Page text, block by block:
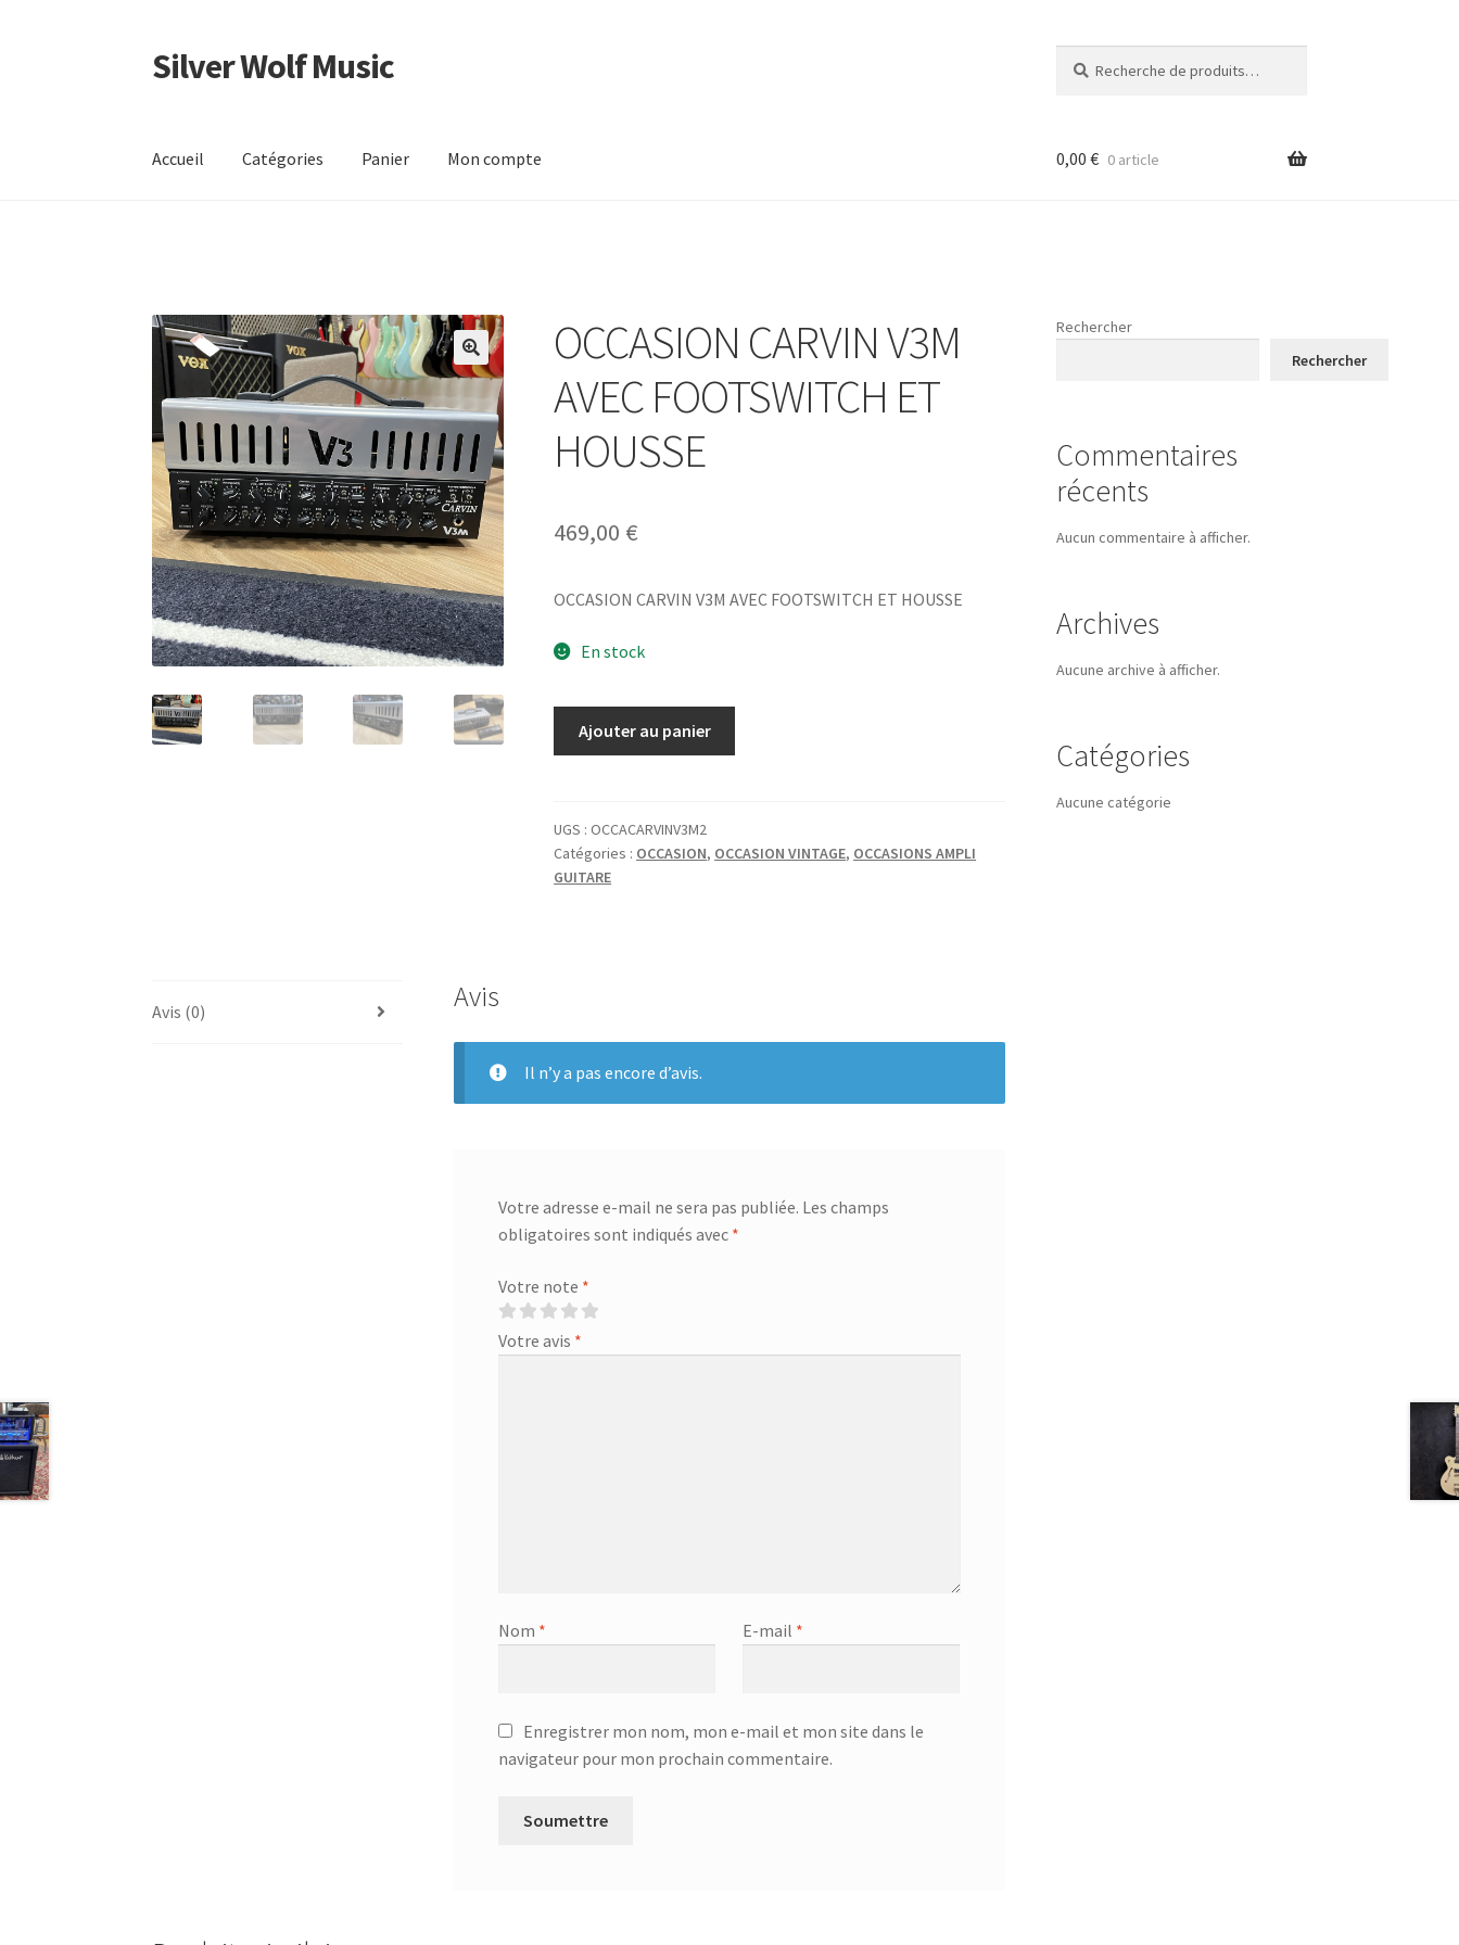
Aller
à
Aller
au
Silver Wolf Music
pour :
Accueil Catégories Panier Mon compte 0,00 € 0 article
OCCASION CARVIN V3M
AVEC FOOTSWITCH ET
HOUSSE
469,00 €
OCCASION CARVIN V3M AVEC FOOTSWITCH ET HOUSSE
En stock
V3M
AVEC
FOOTSWITCH
Ajouter au panier
UGS :OCCACARVINV3M2
Catégories : OCCASION, OCCASION VINTAGE, OCCASIONS AMPLI
GUITARE
Avis (0) Avis
Il n’y a pas encore d’avis.
Votre adresse e-mail ne sera pas publiée. Les champs
obligatoires sont indiqués avec *
Votre note *
Votre avis *
Nom * E-mail *
Enregistrer mon nom, mon e-mail et mon site dans le
navigateur pour mon prochain commentaire.
Rechercher
Rechercher
Commentaires
récents
Aucun commentaire à afficher.
Archives
Aucune archive à afficher.
Catégories
Aucune catégorie